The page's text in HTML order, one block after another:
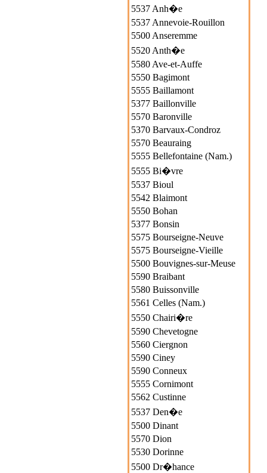
5537 Anh�e
5537 Annevoie-Rouillon
5500 Anseremme
5520 Anth�e
5580 Ave-et-Auffe
5550 Bagimont
5555 Baillamont
5377 Baillonville
5570 Baronville
5370 Barvaux-Condroz
5570 Beauraing
5555 Bellefontaine (Nam.)
5555 Bi�vre
5537 Bioul
5542 Blaimont
5550 Bohan
5377 Bonsin
5575 Bourseigne-Neuve
5575 Bourseigne-Vieille
5500 Bouvignes-sur-Meuse
5590 Braibant
5580 Buissonville
5561 Celles (Nam.)
5550 Chairi�re
5590 Chevetogne
5560 Ciergnon
5590 Ciney
5590 Conneux
5555 Cornimont
5562 Custinne
5537 Den�e
5500 Dinant
5570 Dion
5530 Dorinne
5500 Dr�hance